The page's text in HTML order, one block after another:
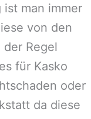
man immer
von den
Regel
für Kasko
oder
da diese